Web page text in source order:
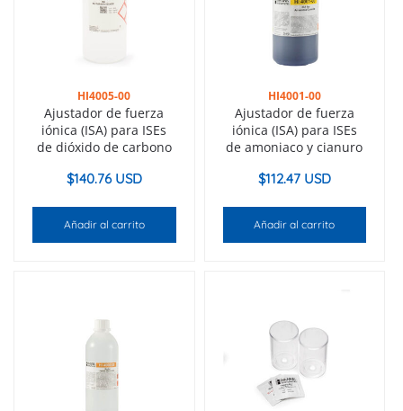
HI4005-00
Ajustador de fuerza
iónica (ISA) para ISEs
de dióxido de carbono
$140.76 USD
Añadir al carrito
HI4001-00
Ajustador de fuerza
iónica (ISA) para ISEs
de amoniaco y cianuro
$112.47 USD
Añadir al carrito